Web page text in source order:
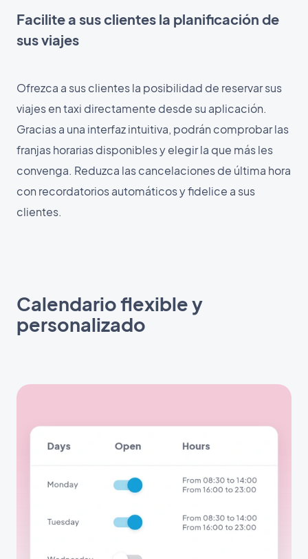
Facilite a sus clientes la planificación de
sus viajes
Ofrezca a sus clientes la posibilidad de reservar sus
viajes en taxi directamente desde su aplicación.
Gracias a una interfaz intuitiva, podrán comprobar las
franjas horarias disponibles y elegir la que más les
convenga. Reduzca las cancelaciones de última hora
con recordatorios automáticos y fidelice a sus
clientes.
Calendario flexible y
personalizado